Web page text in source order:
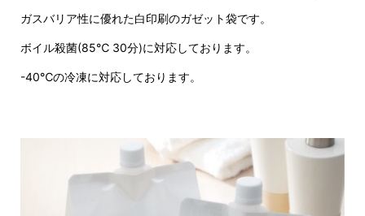
ガスバリア性に優れた白印刷のガゼット袋です。
ボイル殺菌(85℃ 30分)に対応しております。
-40℃の冷凍に対応しております。